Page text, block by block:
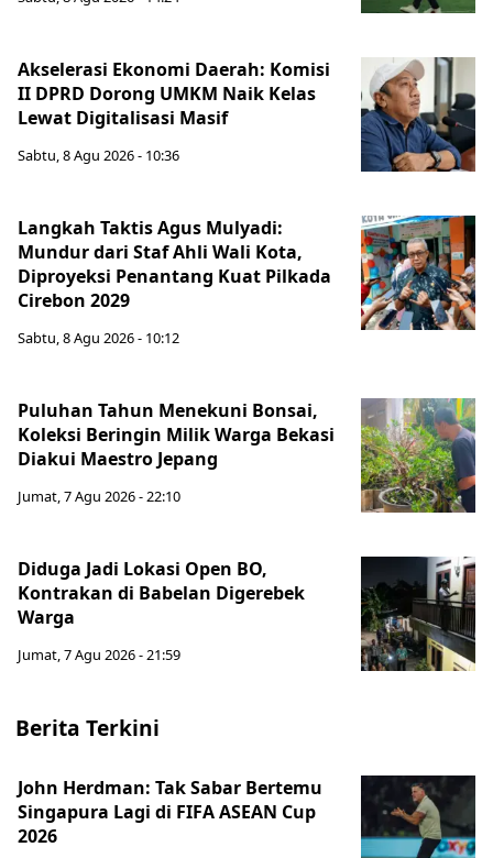
Akselerasi Ekonomi Daerah: Komisi
II DPRD Dorong UMKM Naik Kelas
Lewat Digitalisasi Masif
Sabtu, 8 Agu 2026 - 10:36
Langkah Taktis Agus Mulyadi:
Mundur dari Staf Ahli Wali Kota,
Diproyeksi Penantang Kuat Pilkada
Cirebon 2029
Sabtu, 8 Agu 2026 - 10:12
Puluhan Tahun Menekuni Bonsai,
Koleksi Beringin Milik Warga Bekasi
Diakui Maestro Jepang
Jumat, 7 Agu 2026 - 22:10
Diduga Jadi Lokasi Open BO,
Kontrakan di Babelan Digerebek
Warga
Jumat, 7 Agu 2026 - 21:59
Berita Terkini
John Herdman: Tak Sabar Bertemu
Singapura Lagi di FIFA ASEAN Cup
2026